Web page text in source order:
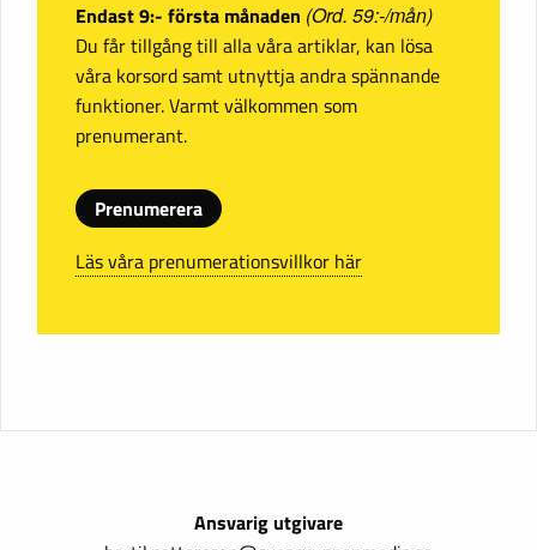
Endast 9:- första månaden (Ord. 59:-/mån)
Du får tillgång till alla våra artiklar, kan lösa
våra korsord samt utnyttja andra spännande
funktioner. Varmt välkommen som
prenumerant.
Prenumerera
Läs våra prenumerationsvillkor här
Ansvarig utgivare